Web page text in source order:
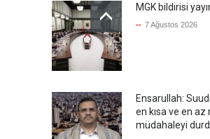
MGK bildirisi
-- 7 Ağustos 2026
Ensarullah:
en kısa ve en
müdahaleyi